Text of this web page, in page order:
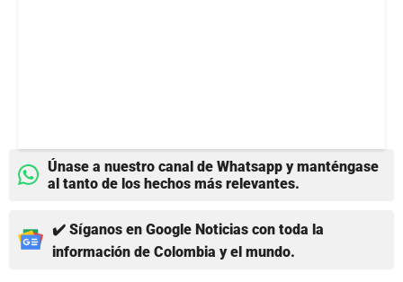
Únase a nuestro canal de Whatsapp y manténgase
al tanto de los hechos más relevantes.
✔️ Síganos en Google Noticias con toda la
información de Colombia y el mundo.